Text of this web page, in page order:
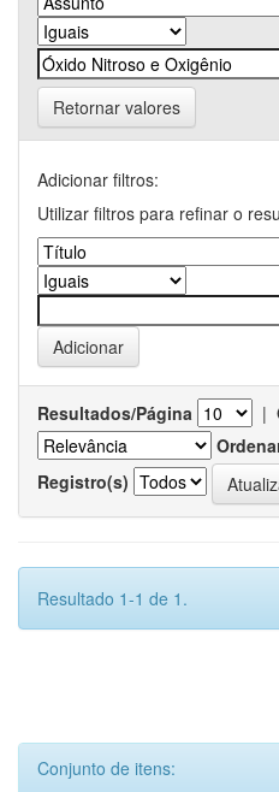
Retornar valores
Adicionar filtros:
Utilizar filtros para refinar o
Resultados/Página |
Registro(s)
Resultado 1-1 de 1.
Conjunto de itens: